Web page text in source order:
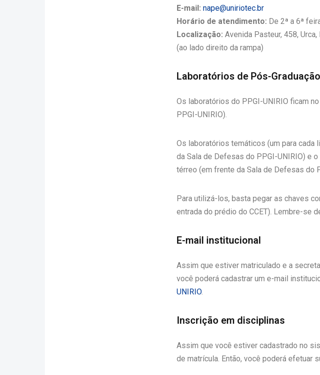
E-mail: nape@uniriotec.br
Horário de atendimento: De 2ª a 6ª
Localização: Avenida Pasteur, 458,
(ao lado direito da rampa)
Laboratórios de Pós-Graduação
Os laboratórios do PPGI-UNIRIO ficam
PPGI-UNIRIO).
Os laboratórios temáticos (um para cada
da Sala de Defesas do PPGI-UNIRIO) e
térreo (em frente da Sala de Defesas do
Para utilizá-los, basta pegar as chaves
entrada do prédio do CCET). Lembre-se
E-mail institucional
Assim que estiver matriculado e a
você poderá cadastrar um e-mail
UNIRIO.
Inscrição em disciplinas
Assim que você estiver cadastrado no
de matrícula. Então, você poderá efetuar